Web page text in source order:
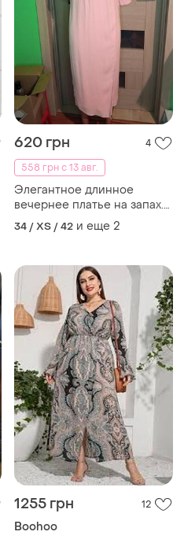
620 грн
4
558 грн с 13 авг.
Элегантное длинное
вечернее платье на запах.
edited
34 / XS / 42 и еще 2
1255 грн 12
Boohoo